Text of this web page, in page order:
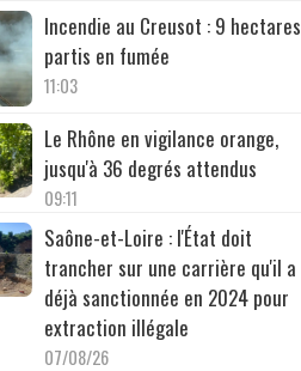
Incendie au Creusot : 9 hectares
partis en fumée
11:03
Le Rhône en vigilance orange,
jusqu'à 36 degrés attendus
09:11
Saône-et-Loire : l'État doit
trancher sur une carrière qu'il a
déjà sanctionnée en 2024 pour
extraction illégale
07/08/26